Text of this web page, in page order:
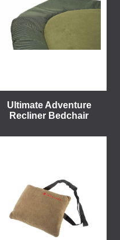
Ultimate Adventure
Recliner Bedchair